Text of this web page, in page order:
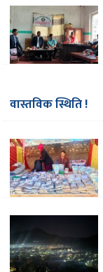
वास्तविक स्थिति !